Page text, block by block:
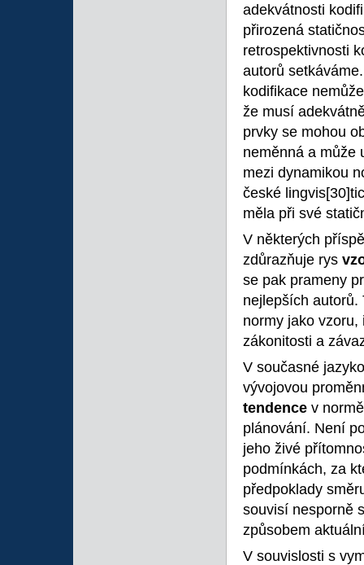
adekvátnosti
přirozená
retrospektivnosti
autorů
kodifikace
že musí
prvky se mohou
neměnná a může
mezi dynamikou
české lingvis
měla při své
V některých
zdůrazňuje rys
se pak prameny
nejlepších
normy jako
zákonitosti a
V současné
vývojovou
tendence v
plánování. Není
jeho živé
podmínkách, za
předpoklady
souvisí nesporně
způsobem
V souvislosti s